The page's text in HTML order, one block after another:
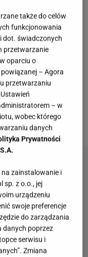
była
żoną, a już
rozwodowej.
nie
z nową wokalistką
stanowczo
jak jest w
także do celów
funkcjonowania
dot. świadczonych
przetwarzanie
oparciu o
– Agora
przetwarzaniu
– w
wobec którego
danych
Prywatności
na zainstalowanie i
sp. z o.o., jej
urządzeniu
swoje preferencje
do zarządzania
danych poprzez
serwisu i
Zmiana